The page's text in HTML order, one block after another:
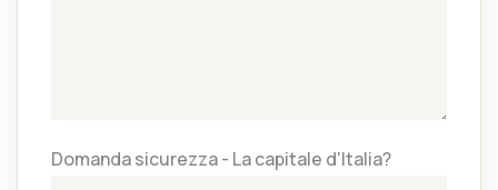
Domanda sicurezza - La capitale d'Italia?